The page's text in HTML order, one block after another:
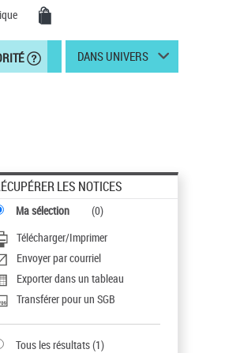
DANS UNIVERS
LES NOTICES
Ma sélection (0)
Télécharger/Imprimer
Envoyer par courriel
Exporter dans un tableau
Transférer pour un SGB
Tous les résultats(1)